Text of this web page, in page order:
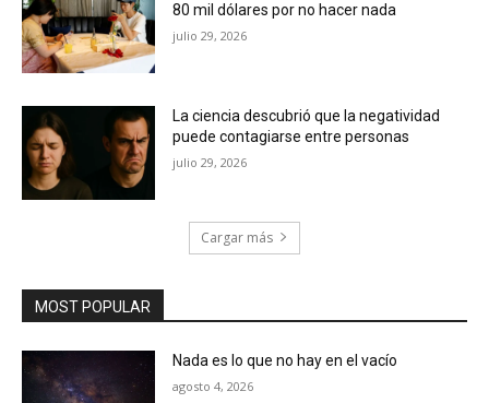
80 mil dólares por no hacer nada
julio 29, 2026
La ciencia descubrió que la negatividad
puede contagiarse entre personas
julio 29, 2026
Cargar más
MOST POPULAR
Nada es lo que no hay en el vacío
agosto 4, 2026